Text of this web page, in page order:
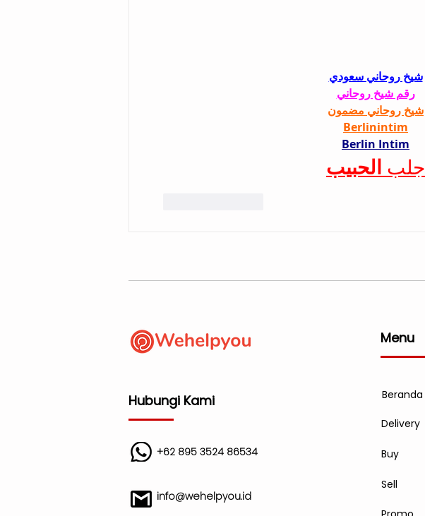
شيخ روحاني سعودي
رقم شيخ روحاني
شيخ روحاني مضمون
Berlinintim
Berlin Intim
جلب الحبيب
Hubungi Kami
+62 895 3524 86534
info@wehelpyou.id
Menu
Beranda
Delivery
Buy
Sell